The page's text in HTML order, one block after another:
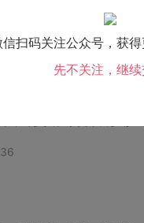
助你轻松脱单！
信扫码关注公众号，获
先不关注，继